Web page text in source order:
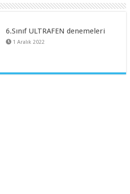
6.Sınıf ULTRAFEN denemeleri
1 Aralık 2022